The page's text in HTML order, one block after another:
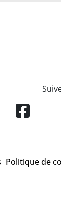
Politique de
qui appartient